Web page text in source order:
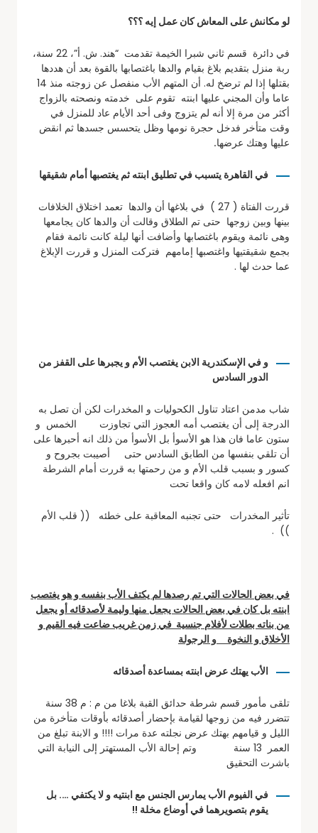
لو مكانش على المعاش كان عمل إيه ؟؟؟
في دائرة قسم ثاني شبرا الخيمة تقدمت “هند. ش. أ”، 22 سنة،
ربة منزل بتقديم بلاغ بقيام والدها باغتصابها بالقوة بعد أن هددها
بقتلها إذا لم ترضخ له. أن المتهم الأب منفصل عن زوجته منذ 14
عاما وأن المجني عليها ابنته تقوم على خدمته ونصحته بالزواج
أكثر من مرة إلا أنه لم يتزوج وفى أحد الأيام عاد للمنزل في
وقت متأخر فدخل حجرة نومها وظل يتحسس جسدها ثم انقض
عليها وهتك عرضها.
في القاهرة يتسبب في تطليق ابنته ثم يغتصبها أمام شقيقها
قررت الفتاة ( 27 ) في بلاغها أن والدها تعمد اختلاق الخلافات
بينها وبين زوجها حتى تم الطلاق وقالت أن والدها كان يجامعها
وهى نائمة ويقوم باغتصابها وأضافت أنها ليلة كانت نائمة فقام
بجمع شقيقتيها واغتصبها إمامهم فتركت المنزل و قررت الإبلاغ
عما حدث لها .
و في الإسكندرية الابن يغتصب الأم و يجبرها على القفز من
الدور السادس
شاب مدمن اعتاد تناول الكحوليات و المخدرات لكن أن تصل به
الدرجة إلى أن يغتصب أمه العجوز التي تجاوزت الخمس و
ستون عاما فان هذا هو الأسوأ بل الأسوأ من ذلك انه أحبرها على
أن تلقي بنفسها من الطابق السادس حتى أصيبت بجروح و
كسور و بسبب قلب الأم و من رحمتها به قررت أمام الشرطة
انم افعله لامه كان واقعا تحت
تأثير المخدرات حتى تجنبه المعاقبة على خطئه (( قلب الأم
)) .
في بعض الحالات التي تم رصدها لم يكتف الأب بنفسه و هو يغتصب
ابنته بل كان في بعض الحالات يجعل منها وليمة لأصدقائه أو يجعل
من بناته بطلات لأفلام جنسية في زمن غريب ضاعت فيه القيم و
الأخلاق و النخوة و الرجولة
الأب يهتك عرض ابنته بمساعدة أصدقائه
تلقى مأمور قسم شرطة حدائق القبة بلاغا من م : م 38 سنة
تتضرر فيه من زوجها لقيامة بإحضار أصدقائه بأوقات متأخرة من
الليل و قيامهم بهتك عرض نجلته عدة مرات !!!! و الابنة تبلغ من
العمر 13 سنة وتم إحالة الأب المستهتر إلى النيابة التي
باشرت التحقيق
في الفيوم الأب يمارس الجنس مع ابنتيه و لا يكتفي …. بل
يقوم بتصويرهما في أوضاع مخلة !!